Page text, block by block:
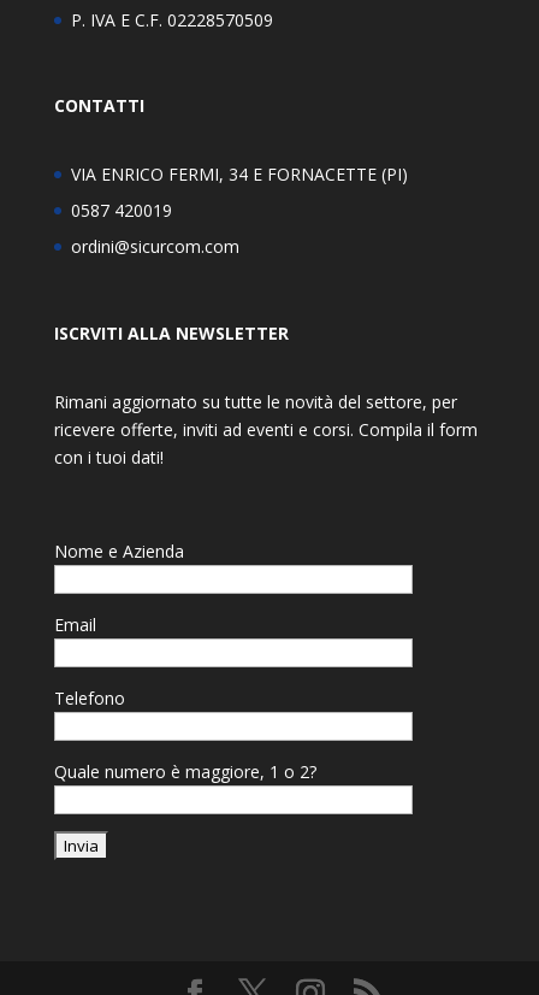
P. IVA E C.F. 02228570509
CONTATTI
VIA ENRICO FERMI, 34 E FORNACETTE (PI)
0587 420019
ordini@sicurcom.com
ISCRVITI ALLA NEWSLETTER
Rimani aggiornato su tutte le novità del settore, per
ricevere offerte, inviti ad eventi e corsi. Compila il form
con i tuoi dati!
Nome e Azienda
Email
Telefono
Quale numero è maggiore, 1 o 2?